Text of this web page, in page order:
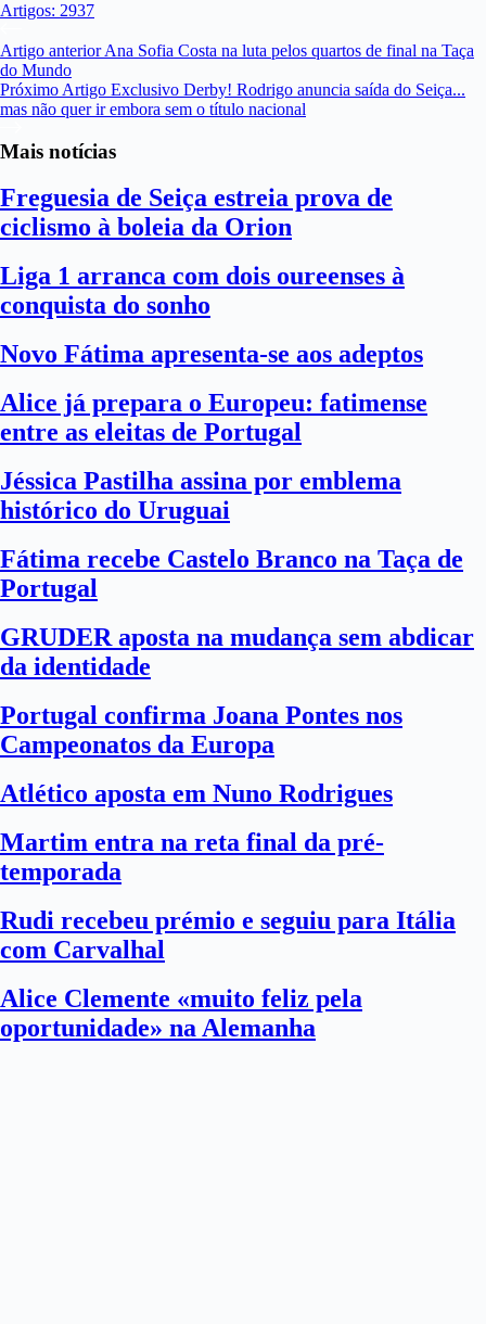
Artigos: 2937
Artigo anteriorAna Sofia Costa na luta pelos quartos de final na Taça
do Mundo
Próximo Artigo Exclusivo Derby! Rodrigo anuncia saída do Seiça...
mas não quer ir embora sem o título nacional
Mais notícias
Freguesia de Seiça estreia prova de
ciclismo à boleia da Orion
Liga 1 arranca com dois oureenses à
conquista do sonho
Novo Fátima apresenta-se aos adeptos
Alice já prepara o Europeu: fatimense
entre as eleitas de Portugal
Jéssica Pastilha assina por emblema
histórico do Uruguai
Fátima recebe Castelo Branco na Taça de
Portugal
GRUDER aposta na mudança sem abdicar
da identidade
Portugal confirma Joana Pontes nos
Campeonatos da Europa
Atlético aposta em Nuno Rodrigues
Martim entra na reta final da pré-
temporada
Rudi recebeu prémio e seguiu para Itália
com Carvalhal
Alice Clemente «muito feliz pela
oportunidade» na Alemanha